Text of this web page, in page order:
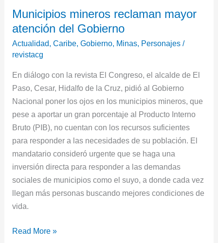
Municipios mineros reclaman mayor
atención del Gobierno
Actualidad,Caribe,Gobierno, Minas, Personajes /
revistacg
En diálogo con la revista El Congreso, el alcalde de El
Paso, Cesar, Hidalfo de la Cruz, pidió al Gobierno
Nacional poner los ojos en los municipios mineros, que
pese a aportar un gran porcentaje al Producto Interno
Bruto (PIB), no cuentan con los recursos suficientes
para responder a las necesidades de su población. El
mandatario consideró urgente que se haga una
inversión directa para responder a las demandas
sociales de municipios como el suyo, a donde cada vez
llegan más personas buscando mejores condiciones de
vida.
mineros
reclaman
mayor
atención
Gobierno
Read More »